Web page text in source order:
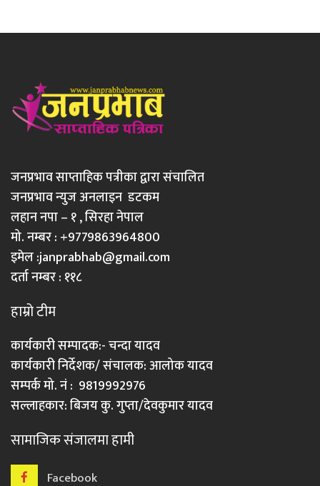
जनप्रभाव साप्ताहिक पत्रीका द्वारा संचालित
जनप्रभाव न्युज अनलाइन डटकम
लहान नपा – १ , सिरहा नेपाल
मो. नम्बर : +9779863964800
इमेल :janprabhab@gmail.com
दर्ता नम्बर : ११८
हाम्रो टीम
कार्यकारी सम्पादक:- चन्दा यादव
कार्यकारी निर्देशक/ संचालक: आलोक यादव
सम्पर्क मो. नं : 9819992976
सल्लाहकार: बिजय कु. गुप्ता/देवकुमार यादव
सामाजिक संजालमा हामी
Facebook